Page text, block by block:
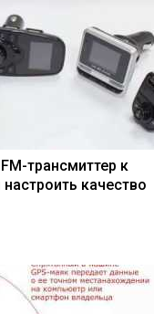
трансмиттер к
качество